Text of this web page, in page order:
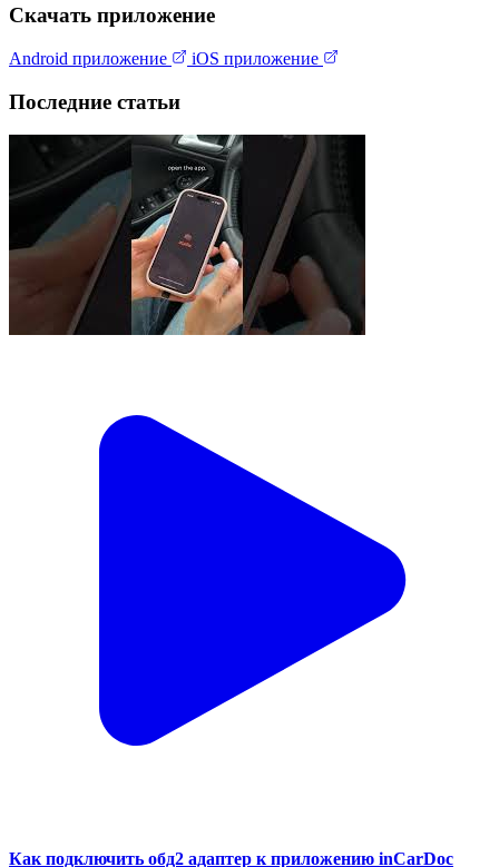
Скачать приложение
Android приложение iOS приложение
Последние статьи
Как подключить обд2 адаптер к приложению inCarDoc